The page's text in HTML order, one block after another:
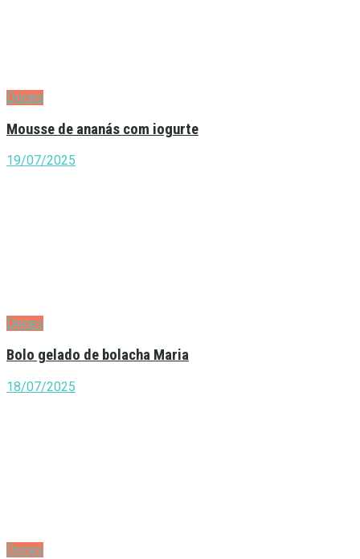
Doces
Mousse de ananás com iogurte
19/07/2025
Doces
Bolo gelado de bolacha Maria
18/07/2025
Doces